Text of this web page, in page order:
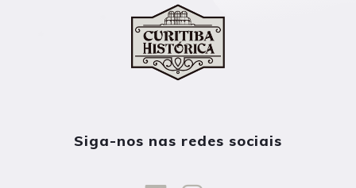
Siga-nos nas redes sociais